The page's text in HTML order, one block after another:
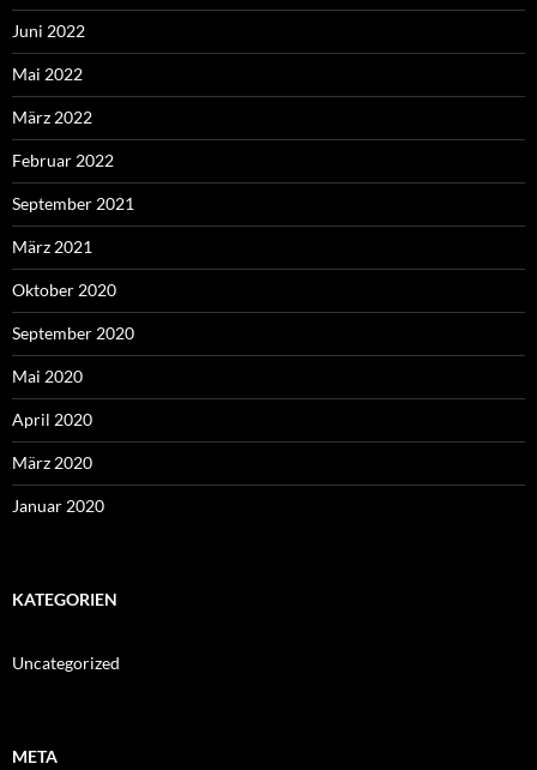
Juni 2022
Mai 2022
März 2022
Februar 2022
September 2021
März 2021
Oktober 2020
September 2020
Mai 2020
April 2020
März 2020
Januar 2020
KATEGORIEN
Uncategorized
META